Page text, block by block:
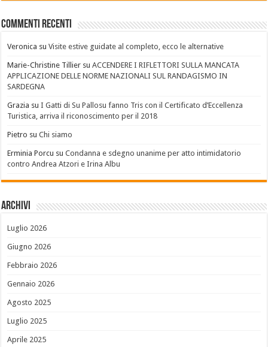
Commenti recenti
Veronica suVisite estive guidate al completo, ecco le alternative
Marie-Christine Tillier suACCENDERE I RIFLETTORI SULLA MANCATA
APPLICAZIONE DELLE NORME NAZIONALI SUL RANDAGISMO IN
SARDEGNA
Grazia suI Gatti di Su Pallosu fanno Tris con il Certificato d’Eccellenza
Turistica, arriva il riconoscimento per il 2018
Pietro suChi siamo
Erminia Porcu suCondanna e sdegno unanime per atto intimidatorio
contro Andrea Atzori e Irina Albu
Archivi
Luglio 2026
Giugno 2026
Febbraio 2026
Gennaio 2026
Agosto 2025
Luglio 2025
Aprile 2025